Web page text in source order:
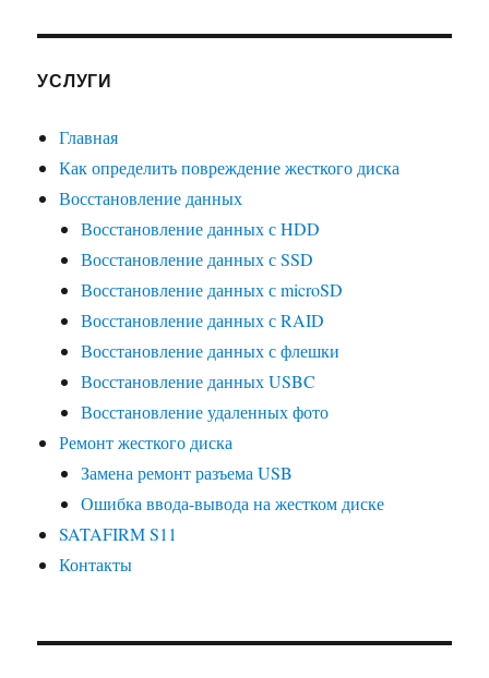
УСЛУГИ
Главная
Как определить повреждение жесткого диска
Восстановление данных
Восстановление данных с HDD
Восстановление данных с SSD
Восстановление данных с microSD
Восстановление данных с RAID
Восстановление данных с флешки
Восстановление данных USBC
Восстановление удаленных фото
Ремонт жесткого диска
Замена ремонт разъема USB
Ошибка ввода-вывода на жестком диске
SATAFIRM S11
Контакты